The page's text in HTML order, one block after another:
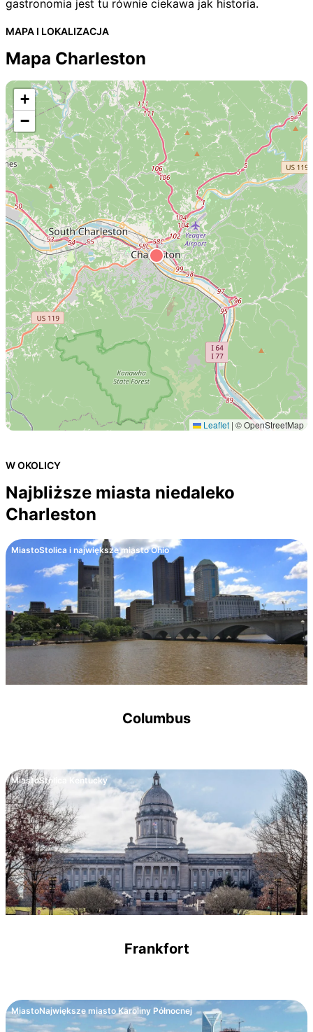
gastronomia jest tu równie ciekawa jak historia.
MAPA I LOKALIZACJA
Mapa Charleston
+
−
Leaflet | © OpenStreetMap
W OKOLICY
Najbliższe miasta niedaleko
Charleston
MiastoStolica i największe miasto Ohio
Columbus
MiastoStolica Kentucky
Frankfort
MiastoNajwiększe miasto Karoliny Północnej